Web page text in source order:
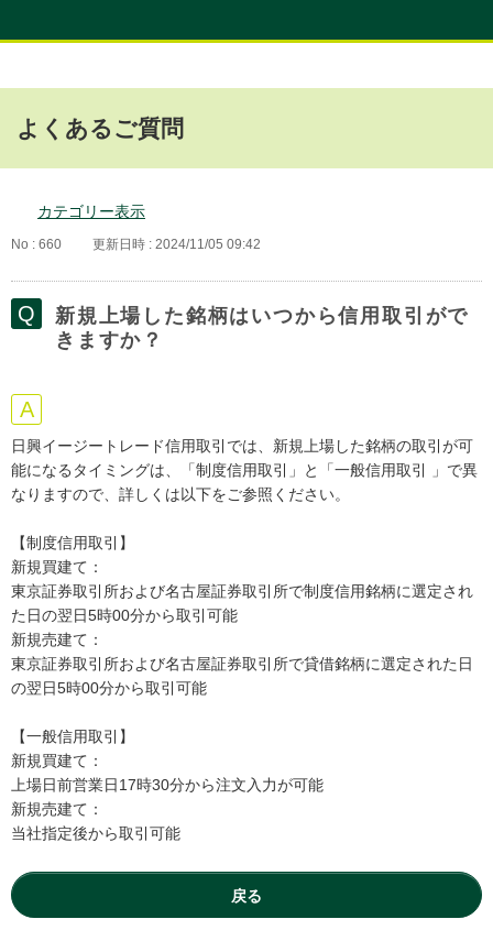
よくあるご質問
カテゴリー表示
No : 660 更新日時 : 2024/11/05 09:42
新規上場した銘柄はいつから信用取引がで
きますか？
日興イージートレード信用取引では、新規上場した銘柄の取引が可
能になるタイミングは、「制度信用取引」と「一般信用取引 」で異
なりますので、詳しくは以下をご参照ください。
【制度信用取引】
新規買建て：
東京証券取引所および名古屋証券取引所で制度信用銘柄に選定され
た日の翌日5時00分から取引可能
新規売建て：
東京証券取引所および名古屋証券取引所で貸借銘柄に選定された日
の翌日5時00分から取引可能
【一般信用取引】
新規買建て：
上場日前営業日17時30分から注文入力が可能
新規売建て：
当社指定後から取引可能
戻る